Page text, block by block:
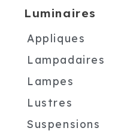
Luminaires
Appliques
Lampadaires
Lampes
Lustres
Suspensions